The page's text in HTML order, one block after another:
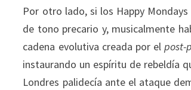
Por otro lado, si los Happy
de tono precario y, musicalmente
cadena evolutiva creada por elpost-
instaurando un espíritu de rebeldía
Londres palidecía ante el ataque